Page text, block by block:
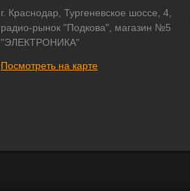
г. Краснодар, Тургеневское шоссе, 4,
радио-рынок "Подкова", магазин №5
"ЭЛЕКТРОНИКА"
Посмотреть на карте